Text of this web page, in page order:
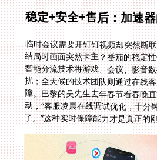
稳定+安全+售后：加速
临时会议需要开钉钉视频却突然断
结局时画面突然卡主？番茄的稳定
智能分流技术将游戏、会议、影音
扰；全天候的技术团队则通过在线
障。巴黎的吴先生去年春节看春晚
动，“客服凌晨在线调试优化，十
了。”这种实时保障能力才是真正的